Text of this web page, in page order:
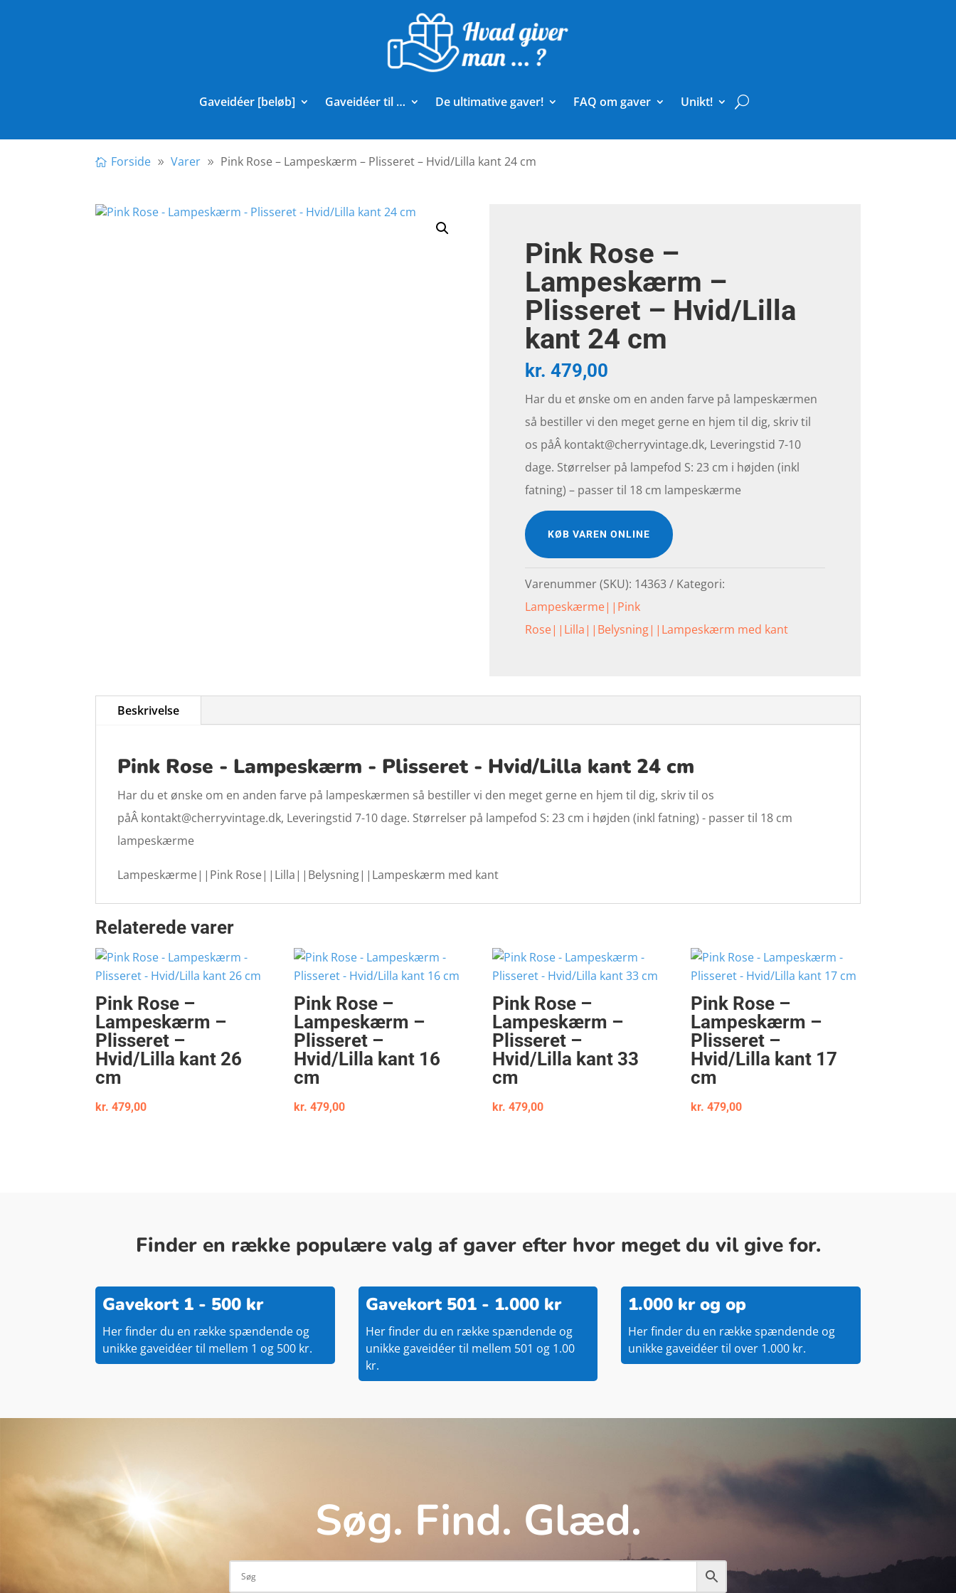
Gaveidéer [beløb] Gaveidéer til … De ultimative gaver! FAQ om gaver Unikt!
Forside Varer Pink Rose – Lampeskærm – Plisseret – Hvid/Lilla kant 24 cm
Pink Rose –
Lampeskærm –
Plisseret – Hvid/Lilla
kant 24 cm
kr. 479,00
Har du et ønske om en anden farve på lampeskærmen
så bestiller vi den meget gerne en hjem til dig, skriv til
os påÂ kontakt@cherryvintage.dk, Leveringstid 7-10
dage. Størrelser på lampefod S: 23 cm i højden (inkl
fatning) – passer til 18 cm lampeskærme
KØB VAREN ONLINE
Varenummer (SKU): 14363
Kategori:
Lampeskærme||Pink
Rose||Lilla||Belysning||Lampeskærm med kant
Beskrivelse
Pink Rose - Lampeskærm - Plisseret - Hvid/Lilla kant 24 cm
Har du et ønske om en anden farve på lampeskærmen så bestiller vi den meget gerne en hjem til dig, skriv til os
påÂ kontakt@cherryvintage.dk, Leveringstid 7-10 dage. Størrelser på lampefod S: 23 cm i højden (inkl fatning) - passer til 18 cm
lampeskærme
Lampeskærme||Pink Rose||Lilla||Belysning||Lampeskærm med kant
Relaterede varer
Pink Rose –
Lampeskærm –
Plisseret –
Hvid/Lilla kant 26
cm
kr. 479,00
Pink Rose –
Lampeskærm –
Plisseret –
Hvid/Lilla kant 16
cm
kr. 479,00
Pink Rose –
Lampeskærm –
Plisseret –
Hvid/Lilla kant 33
cm
kr. 479,00
Pink Rose –
Lampeskærm –
Plisseret –
Hvid/Lilla kant 17
cm
kr. 479,00
Finder en række populære valg af gaver efter hvor meget du vil give for.
Gavekort 1 - 500 kr
Her finder du en række spændende og
unikke gaveidéer til mellem 1 og 500 kr.
Gavekort 501 - 1.000 kr
Her finder du en række spændende og
unikke gaveidéer til mellem 501 og 1.00
kr.
1.000 kr og op
Her finder du en række spændende og
unikke gaveidéer til over 1.000 kr.
Søg. Find. Glæd.